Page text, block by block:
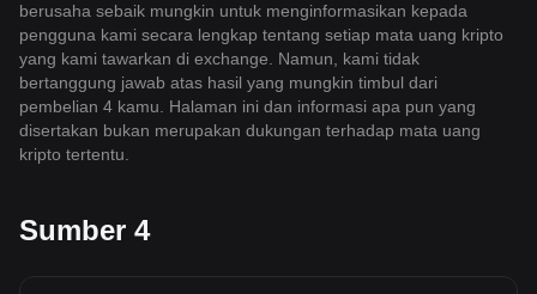
berusaha sebaik mungkin untuk menginformasikan kepada
pengguna kami secara lengkap tentang setiap mata uang kripto
yang kami tawarkan di exchange. Namun, kami tidak
bertanggung jawab atas hasil yang mungkin timbul dari
pembelian 4 kamu. Halaman ini dan informasi apa pun yang
disertakan bukan merupakan dukungan terhadap mata uang
kripto tertentu.
Sumber 4